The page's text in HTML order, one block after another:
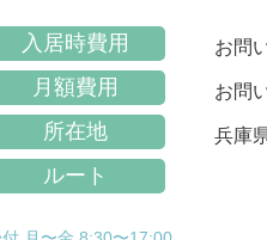
入居時費用 お問
月額費用 お問
所在地 兵庫
ルート